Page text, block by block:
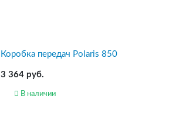
Коробка передач Polaris 850
3 364 руб.
В наличии